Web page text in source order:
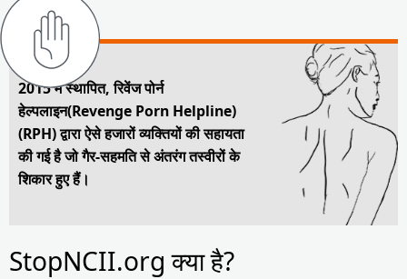
2015 में स्थापित, रिवेंज पोर्न
हेल्पलाइन(Revenge Porn Helpline)
(RPH) द्वारा ऐसे हजारों व्यक्तियों की सहायता
की गई है जो गैर-सहमति से अंतरंग तस्वीरों के
शिकार हुए हैं।
StopNCII.org क्या है?